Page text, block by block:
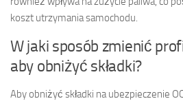
koszt utrzymania samochodu.
W jaki sposób zmienić
aby obniżyć składki?
Aby obniżyć składki na ubezpieczenie